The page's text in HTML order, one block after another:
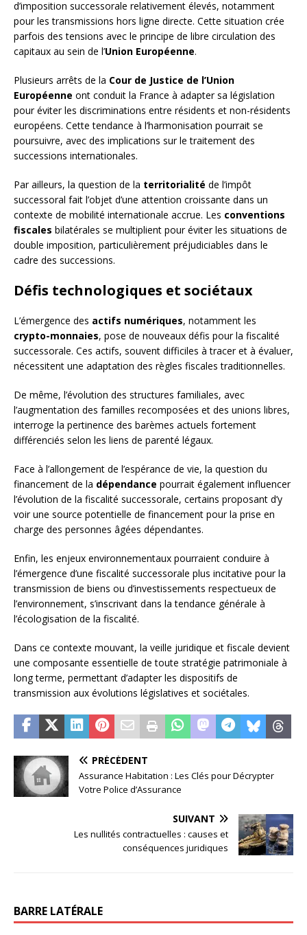
d’imposition successorale relativement élevés, notamment
pour les transmissions hors ligne directe. Cette situation crée
parfois des tensions avec le principe de libre circulation des
capitaux au sein de l’Union Européenne.
Plusieurs arrêts de la Cour de Justice de l’Union
Européenne ont conduit la France à adapter sa législation
pour éviter les discriminations entre résidents et non-résidents
européens. Cette tendance à l’harmonisation pourrait se
poursuivre, avec des implications sur le traitement des
successions internationales.
Par ailleurs, la question de la territorialité de l’impôt
successoral fait l’objet d’une attention croissante dans un
contexte de mobilité internationale accrue. Les conventions
fiscales bilatérales se multiplient pour éviter les situations de
double imposition, particulièrement préjudiciables dans le
cadre des successions.
Défis technologiques et sociétaux
L’émergence des actifs numériques, notamment les
crypto-monnaies, pose de nouveaux défis pour la fiscalité
successorale. Ces actifs, souvent difficiles à tracer et à évaluer,
nécessitent une adaptation des règles fiscales traditionnelles.
De même, l’évolution des structures familiales, avec
l’augmentation des familles recomposées et des unions libres,
interroge la pertinence des barèmes actuels fortement
différenciés selon les liens de parenté légaux.
Face à l’allongement de l’espérance de vie, la question du
financement de la dépendance pourrait également influencer
l’évolution de la fiscalité successorale, certains proposant d’y
voir une source potentielle de financement pour la prise en
charge des personnes âgées dépendantes.
Enfin, les enjeux environnementaux pourraient conduire à
l’émergence d’une fiscalité successorale plus incitative pour la
transmission de biens ou d’investissements respectueux de
l’environnement, s’inscrivant dans la tendance générale à
l’écologisation de la fiscalité.
Dans ce contexte mouvant, la veille juridique et fiscale devient
une composante essentielle de toute stratégie patrimoniale à
long terme, permettant d’adapter les dispositifs de
transmission aux évolutions législatives et sociétales.
PRÉCÉDENT
Assurance Habitation : Les Clés pour Décrypter
Votre Police d’Assurance
SUIVANT
Les nullités contractuelles : causes et
conséquences juridiques
BARRE LATÉRALE